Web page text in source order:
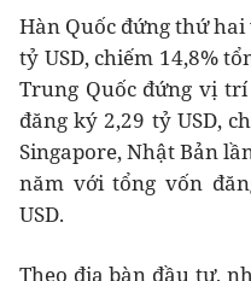
Hàn Quốc đứng thứ
tỷ USD, chiếm 14,8%
Trung Quốc đứng vị
đăng ký 2,29 tỷ USD,
Singapore, Nhật Bản
năm với tổng vốn
USD.
Theo địa bàn đầu tư,